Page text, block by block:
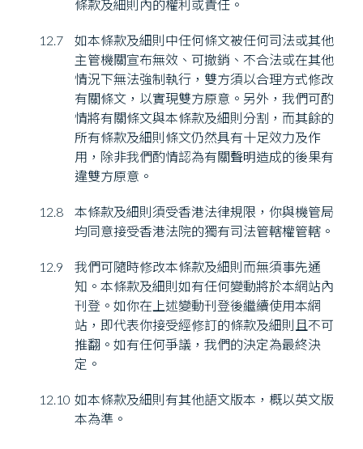
條款及細則內的權利或責任。
12.7
如本條款及細則中任何條文被任何司法或其他
主管機關宣布無效、可撤銷、不合法或在其他
情況下無法強制執行，雙方須以合理方式修改
有關條文，以實現雙方原意。另外，我們可酌
情將有關條文與本條款及細則分割，而其餘的
所有條款及細則條文仍然具有十足效力及作
用，除非我們酌情認為有關聲明造成的後果有
違雙方原意。
12.8
本條款及細則須受香港法律規限，你與機管局
均同意接受香港法院的獨有司法管轄權管轄。
12.9
我們可隨時修改本條款及細則而無須事先通
知。本條款及細則如有任何變動將於本網站內
刊登。如你在上述變動刊登後繼續使用本網
站，即代表你接受經修訂的條款及細則且不可
推翻。如有任何爭議，我們的決定為最終決
定。
12.10 如本條款及細則有其他語文版本，概以英文版
本為準。